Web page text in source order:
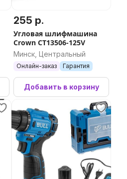
255 р.
Угловая шлифмашина
Crown CT13506-125V
Минск, Центральный
Онлайн-заказ Гарантия
Добавить в корзину